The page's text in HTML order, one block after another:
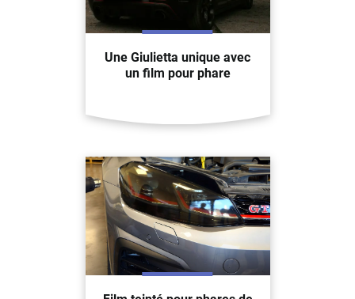
Une Giulietta unique avec
un film pour phare